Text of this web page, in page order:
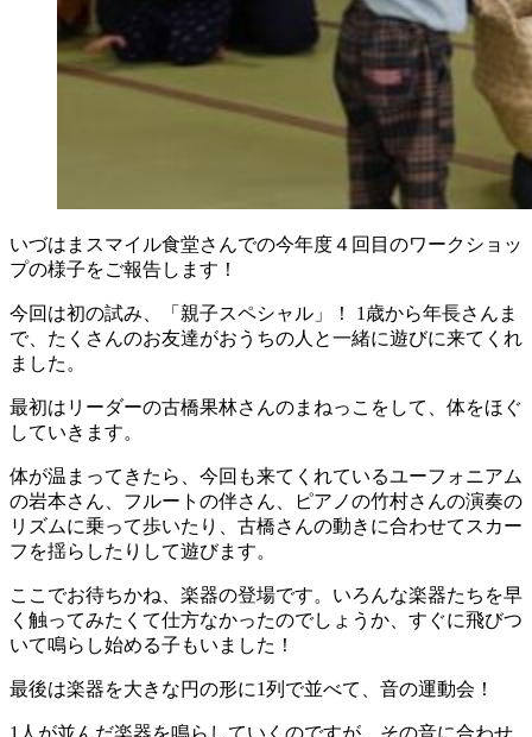
いづはまスマイル食堂さんでの今年度４回目のワークショッ
プの様子をご報告します！
今回は初の試み、「親子スペシャル」！ 1歳から年長さんま
で、たくさんのお友達がおうちの人と一緒に遊びに来てくれ
ました。
最初はリーダーの古橋果林さんのまねっこをして、体をほぐ
していきます。
体が温まってきたら、今回も来てくれているユーフォニアム
の岩本さん、フルートの伴さん、ピアノの竹村さんの演奏の
リズムに乗って歩いたり、古橋さんの動きに合わせてスカー
フを揺らしたりして遊びます。
ここでお待ちかね、楽器の登場です。いろんな楽器たちを早
く触ってみたくて仕方なかったのでしょうか、すぐに飛びつ
いて鳴らし始める子もいました！
最後は楽器を大きな円の形に1列で並べて、音の運動会！
1人が並んだ楽器を鳴らしていくのですが、その音に合わせ